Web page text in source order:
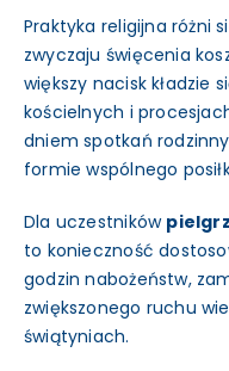
Praktyka religijna różni
zwyczaju święcenia
większy nacisk kładzie
kościelnych i
dniem spotkań
formie wspólnego
Dla uczestników
to konieczność
godzin nabożeństw,
zwiększonego ruchu
świątyniach.